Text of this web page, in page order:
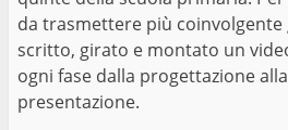
da trasmettere più
scritto, girato e montato un
ogni fase dalla progettazione
presentazione.